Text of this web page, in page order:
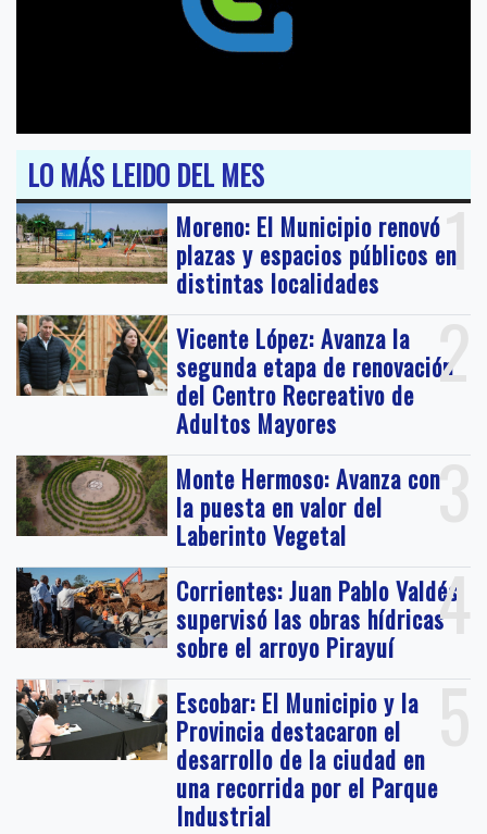
LO MÁS LEIDO DEL MES
1
Moreno: El Municipio renovó
plazas y espacios públicos en
distintas localidades
2
Vicente López: Avanza la
segunda etapa de renovación
del Centro Recreativo de
Adultos Mayores
3
Monte Hermoso: Avanza con
la puesta en valor del
Laberinto Vegetal
4
Corrientes: Juan Pablo Valdés
supervisó las obras hídricas
sobre el arroyo Pirayuí
5
Escobar: El Municipio y la
Provincia destacaron el
desarrollo de la ciudad en
una recorrida por el Parque
Industrial